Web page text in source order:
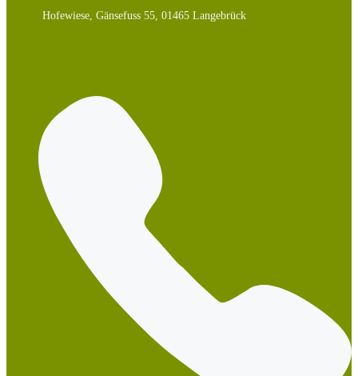
Hofewiese, Gänsefuss 55, 01465 Langebrück